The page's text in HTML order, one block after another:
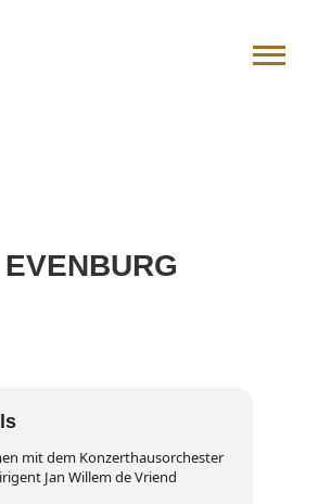
mit dem Konzerthausorchester
Jan Willem de Vriend